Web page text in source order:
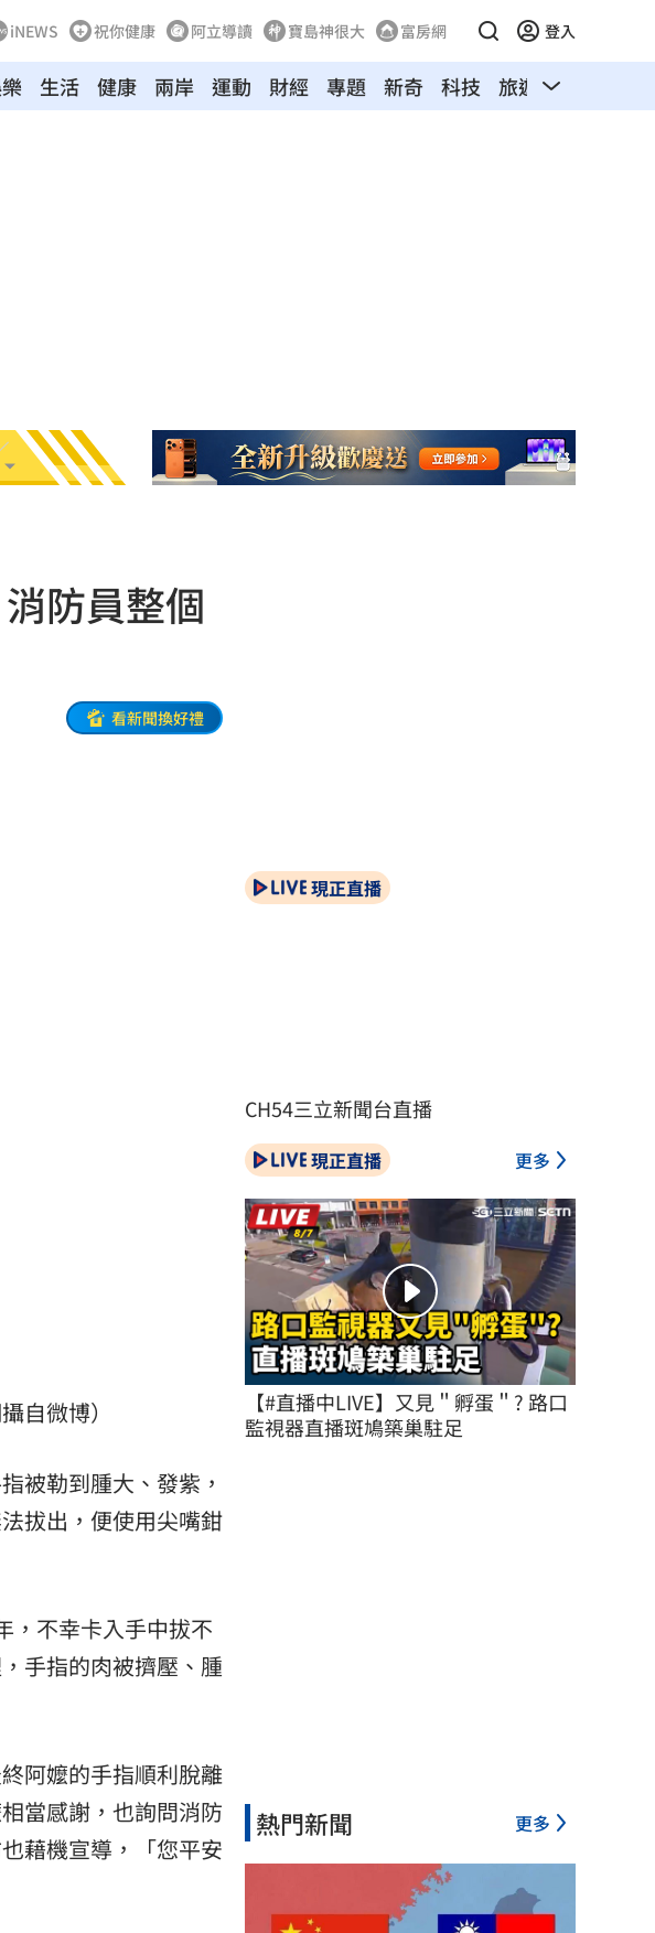
iNEWS 祝你健康 阿立導讀 寶島神很大 富房網 登入
生活 健康 兩岸 運動 財經 專題 新奇 科技 旅遊 汽車
防員整個
看新聞換好禮
自微博）
被勒到腫大、發紫，
拔出，便使用尖嘴鉗
，不幸卡入手中拔不
手指的肉被擠壓、腫
阿嬤的手指順利脫離
當感謝，也詢問消防
藉機宣導，「您平安
現正直播
CH54三立新聞台直播
現正直播 更多
【#直播中LIVE】又見＂孵蛋＂? 路口
監視器直播斑鳩築巢駐足
熱門新聞 更多